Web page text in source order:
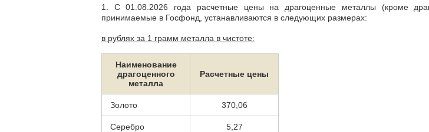
1. С 01.08.2026 года расчетные цены на драгоценные металлы (кроме
принимаемые в Госфонд, устанавливаются в следующих размерах:
в рублях за 1 грамм металла в чистоте:
Наименование
драгоценного
металла
Расчетные цены
Золото 370,06
Серебро 5,27